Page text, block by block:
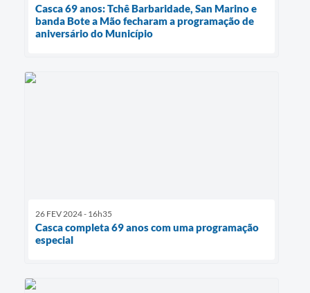
Casca 69 anos: Tchê Barbaridade, San Marino e
banda Bote a Mão fecharam a programação de
aniversário do Município
26 FEV 2024 - 16h35
Casca completa 69 anos com uma programação
especial